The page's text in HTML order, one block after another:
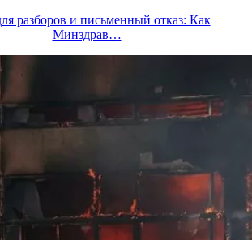
разборов и письменный отказ: Как
Минздрав…